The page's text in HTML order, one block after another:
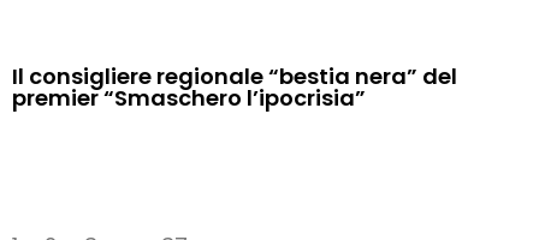
Il consigliere regionale “bestia nera” del
premier “Smaschero l’ipocrisia”